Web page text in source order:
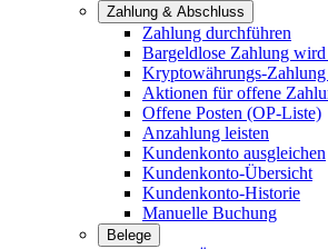
Zahlung & Abschluss
Zahlung durchführen
Bargeldlose Zahlung
Kryptowährungs-
Aktionen für offene
Offene Posten (OP-Liste)
Anzahlung leisten
Kundenkonto ausgleichen
Kundenkonto-Übersicht
Kundenkonto-Historie
Manuelle Buchung
Belege